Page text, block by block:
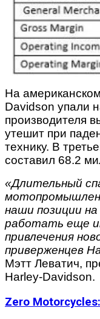
На
Davidson упали
производителя
утешит при
технику. В
составил 68.2
«Длительный
наши позиции
работать еще
привлечения
приверженцев
Мэтт Леватич,
Harley-Davidson.
Zero